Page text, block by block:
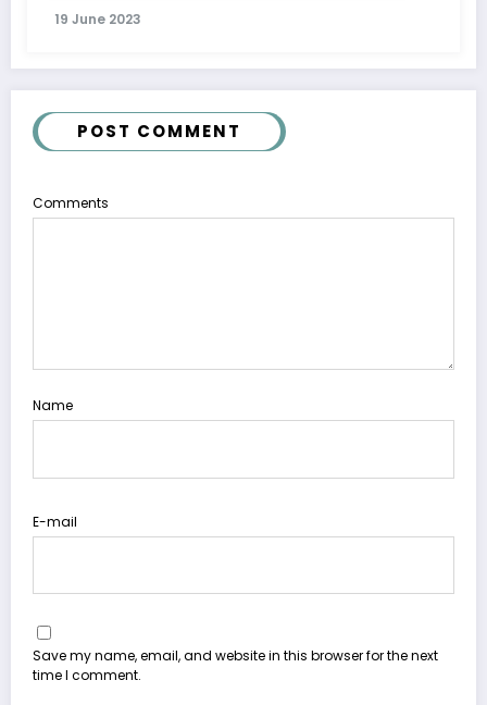
19 June 2023
POST COMMENT
Comments
Name
E-mail
Save my name, email, and website in this browser for the next
time I comment.